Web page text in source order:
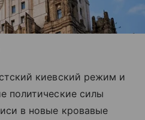
киевский режим и
политические силы
в новые кровавые